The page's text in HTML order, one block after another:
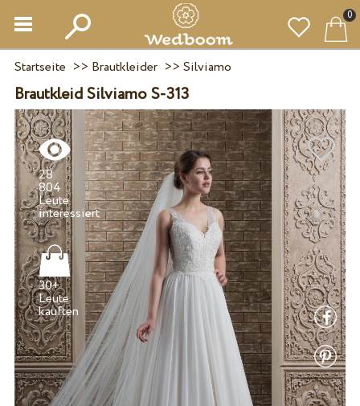
0
Startseite >> Brautkleider>> Silviamo
Brautkleid Silviamo S-313
28
804
Leute
interessiert
30+
Leute